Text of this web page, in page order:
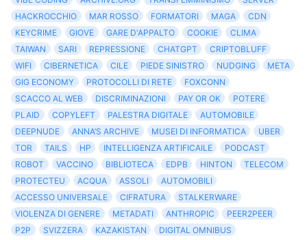
HACKROCCHIO
MAR ROSSO FORMATORI MAGA
CDN
KEYCRIME
GIOVE GARE D'APPALTO COOKIE
CLIMA
TAIWAN
SARI REPRESSIONE CHATGPT
CRIPTOBLUFF
WIFI
CIBERNETICA CILE PIEDE SINISTRO NUDGING
META
GIG ECONOMY
PROTOCOLLI DI RETE
FOXCONN
SCACCO AL WEB
DISCRIMINAZIONI PAY OR OK
POTERE
PLAID
COPYLEFT PALESTRA DIGITALE
AUTOMOBILE
DEEPNUDE
ANNA’S ARCHIVE MUSEI DI INFORMATICA
UBER
TOR
TAILS HP INTELLIGENZA ARTIFICAILE
PODCAST
ROBOT
VACCINO BIBLIOTECA EDPB HINTON
TELECOM
PROTECTEU
ACQUA ASSOLI
AUTOMOBILI
ACCESSO UNIVERSALE
CIFRATURA
STALKERWARE
VIOLENZA DI GENERE
METADATI ANTHROPIC
PEER2PEER
P2P
SVIZZERA KAZAKISTAN
DIGITAL OMNIBUS